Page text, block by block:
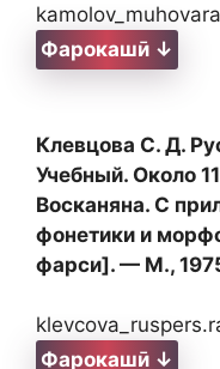
Фарокашӣ ↓
Клевцова С. Д.
Учебный. Около
Восканяна. С
фонетики и
фарси]. — М.,
Фарокашӣ ↓